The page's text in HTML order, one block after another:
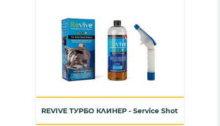
REVIVE ТУРБО КЛИНЕР - Service Shot